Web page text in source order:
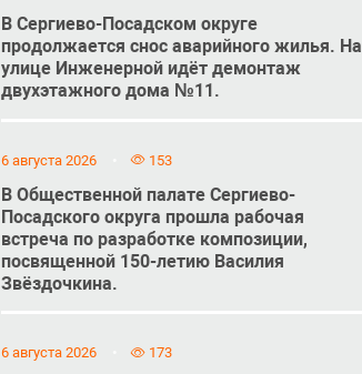
В Сергиево-Посадском округе
продолжается снос аварийного жилья. На
улице Инженерной идёт демонтаж
двухэтажного дома №11.
6 августа 2026 153
В Общественной палате Сергиево-
Посадского округа прошла рабочая
встреча по разработке композиции,
посвященной 150-летию Василия
Звёздочкина.
6 августа 2026 173